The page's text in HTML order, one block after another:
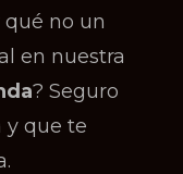
qué no un
en nuestra
? Seguro
y que te